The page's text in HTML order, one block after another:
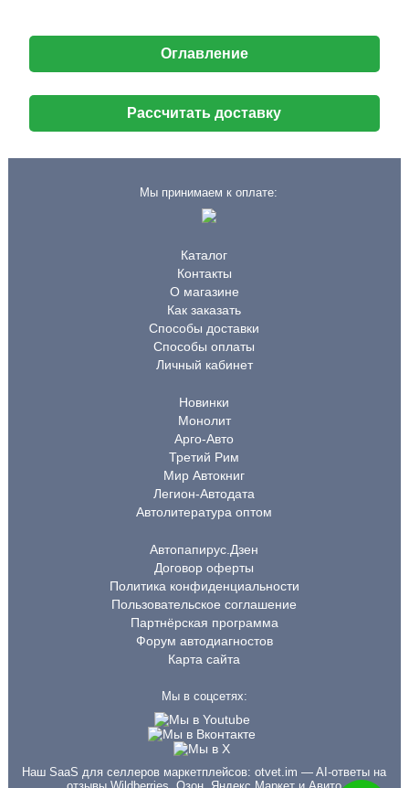
Оглавление
Рассчитать доставку
Мы принимаем к оплате:
Каталог
Контакты
О магазине
Как заказать
Способы доставки
Способы оплаты
Личный кабинет
Новинки
Монолит
Арго-Авто
Третий Рим
Мир Автокниг
Легион-Автодата
Автолитература оптом
Автопапирус.Дзен
Договор оферты
Политика конфиденциальности
Пользовательское соглашение
Партнёрская программа
Форум автодиагностов
Карта сайта
Мы в соцсетях:
Наш SaaS для селлеров маркетплейсов:otvet.im — AI-ответы на